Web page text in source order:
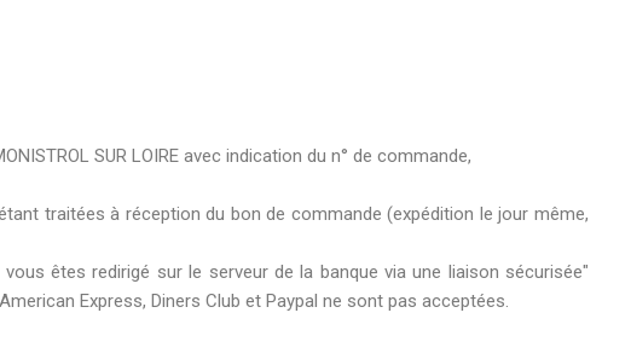
SUR LOIRE avec indication du n° de commande,
traitées à réception du bon de commande (expédition le jour même,
êtes redirigé sur le serveur de la banque via une liaison sécurisée"
Express, Diners Club et Paypal ne sont pas acceptées.